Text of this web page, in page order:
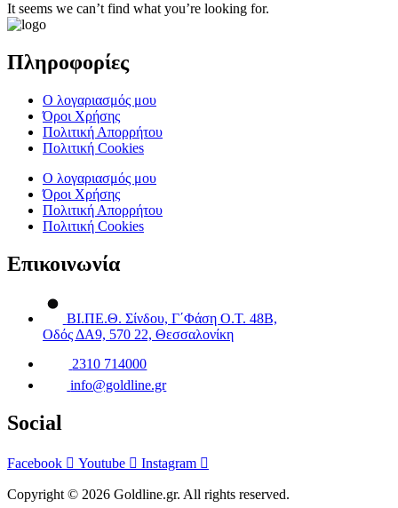
It seems we can’t find what you’re looking for.
Πληροφορίες
Ο λογαριασμός μου
Όροι Χρήσης
Πολιτική Απορρήτου
Πολιτική Cookies
Ο λογαριασμός μου
Όροι Χρήσης
Πολιτική Απορρήτου
Πολιτική Cookies
Επικοινωνία
ΒΙ.ΠΕ.Θ. Σίνδου, Γ΄Φάση Ο.Τ. 48Β,
Οδός ΔΑ9, 570 22, Θεσσαλονίκη
2310 714000
info@goldline.gr
Social
Facebook Youtube Instagram
Copyright © 2026 Goldline.gr. All rights reserved.